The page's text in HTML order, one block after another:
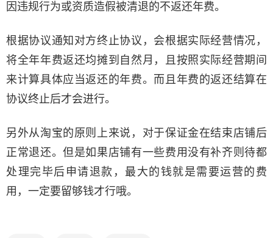
因违规行为或资质造假被清退的不返还年费。
根据协议通知对方终止协议，会根据实际经营情况，
将全年年费返还均摊到自然月，且按照实际经营期间
来计算具体应当返还的年费。而且年费的返还结算在
协议终止后才会进行。
另外从淘宝的原则上来说，对于保证金在结束店铺后
正常退还。但是如果店铺有一些费用没有补齐则待都
处理完毕后申请退款，最大的钱就是需要运营的费
用，一定要留够钱才行哦。